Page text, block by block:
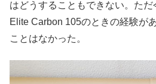
はどうすることもできない。た
Elite Carbon 105のときの経験が
ことはなかった。